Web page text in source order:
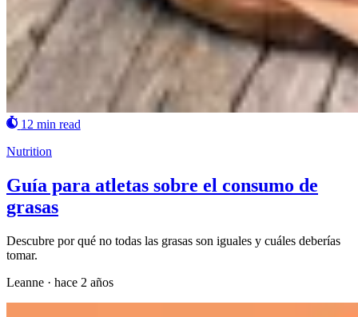
12 min read
Nutrition
Guía para atletas sobre el consumo de
grasas
Descubre por qué no todas las grasas son iguales y cuáles deberías
tomar.
Leanne · hace 2 años